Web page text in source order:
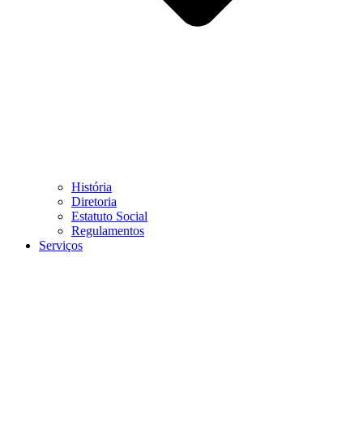
História
Diretoria
Estatuto Social
Regulamentos
Serviços